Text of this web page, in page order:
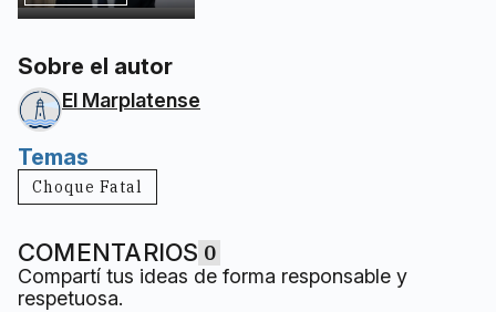
Sobre el autor
El Marplatense
Temas
Choque Fatal
COMENTARIOS 0
Compartí tus ideas de forma responsable y
respetuosa.